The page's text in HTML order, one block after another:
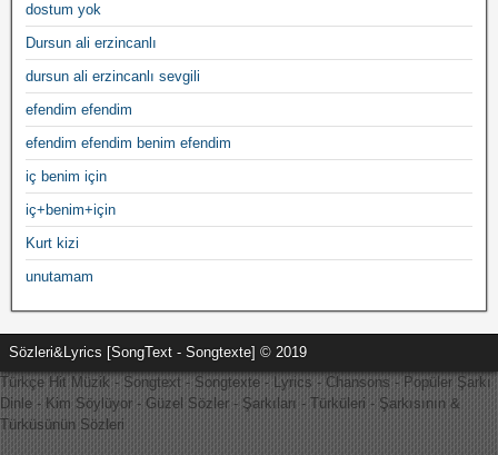
dostum yok
Dursun ali erzincanlı
dursun ali erzincanlı sevgili
efendim efendim
efendim efendim benim efendim
iç benim için
iç+benim+için
Kurt kizi
unutamam
Sözleri&Lyrics [SongText - Songtexte] © 2019
Türkçe Hit Müzik - Songtext - Songtexte - Lyrics - Chansons - Popüler Şarkı
Dinle - Kim Söylüyor - Güzel Sözler - Şarkıları - Türküleri - Şarkısının &
Türküsünün Sözleri